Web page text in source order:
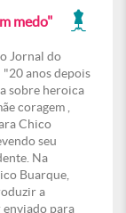
medo"
Jornal do
anos depois
sobre heroica
coragem ,
Chico
seu
Na
Buarque,
a
enviado para